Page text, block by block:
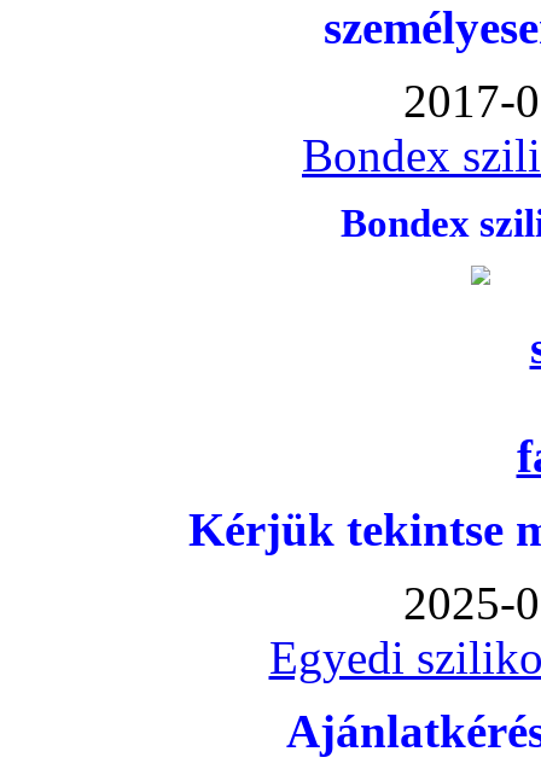
2017-
Bondex
Bondex
Kérjük tekintse
2025-
Egyedi